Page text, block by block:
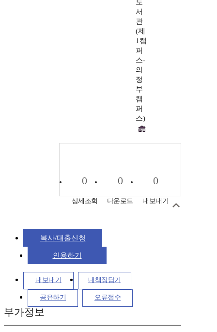
도
서
관
(제
1캠
퍼
스-
의
정
부
캠
퍼
스)
0
상세조회
0
다운로드
0
내보내기
복사/대출신청
인용하기
내보내기 내책장담기
공유하기 오류접수
부가정보